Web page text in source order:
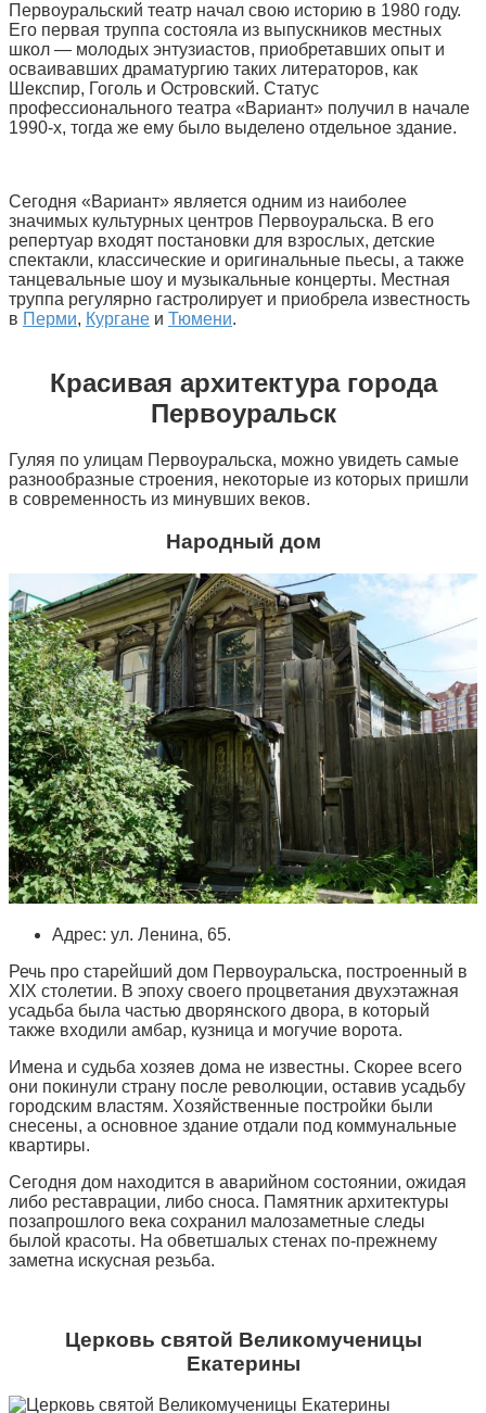
Первоуральский театр начал свою историю в 1980 году.
Его первая труппа состояла из выпускников местных
школ — молодых энтузиастов, приобретавших опыт и
осваивавших драматургию таких литераторов, как
Шекспир, Гоголь и Островский. Статус
профессионального театра «Вариант» получил в начале
1990-х, тогда же ему было выделено отдельное здание.
Сегодня «Вариант» является одним из наиболее
значимых культурных центров Первоуральска. В его
репертуар входят постановки для взрослых, детские
спектакли, классические и оригинальные пьесы, а также
танцевальные шоу и музыкальные концерты. Местная
труппа регулярно гастролирует и приобрела известность
в Перми, Кургане и Тюмени.
Красивая архитектура города
Первоуральск
Гуляя по улицам Первоуральска, можно увидеть самые
разнообразные строения, некоторые из которых пришли
в современность из минувших веков.
Народный дом
Адрес: ул. Ленина, 65.
Речь про старейший дом Первоуральска, построенный в
XIX столетии. В эпоху своего процветания двухэтажная
усадьба была частью дворянского двора, в который
также входили амбар, кузница и могучие ворота.
Имена и судьба хозяев дома не известны. Скорее всего
они покинули страну после революции, оставив усадьбу
городским властям. Хозяйственные постройки были
снесены, а основное здание отдали под коммунальные
квартиры.
Сегодня дом находится в аварийном состоянии, ожидая
либо реставрации, либо сноса. Памятник архитектуры
позапрошлого века сохранил малозаметные следы
былой красоты. На обветшалых стенах по-прежнему
заметна искусная резьба.
Церковь святой Великомученицы
Екатерины